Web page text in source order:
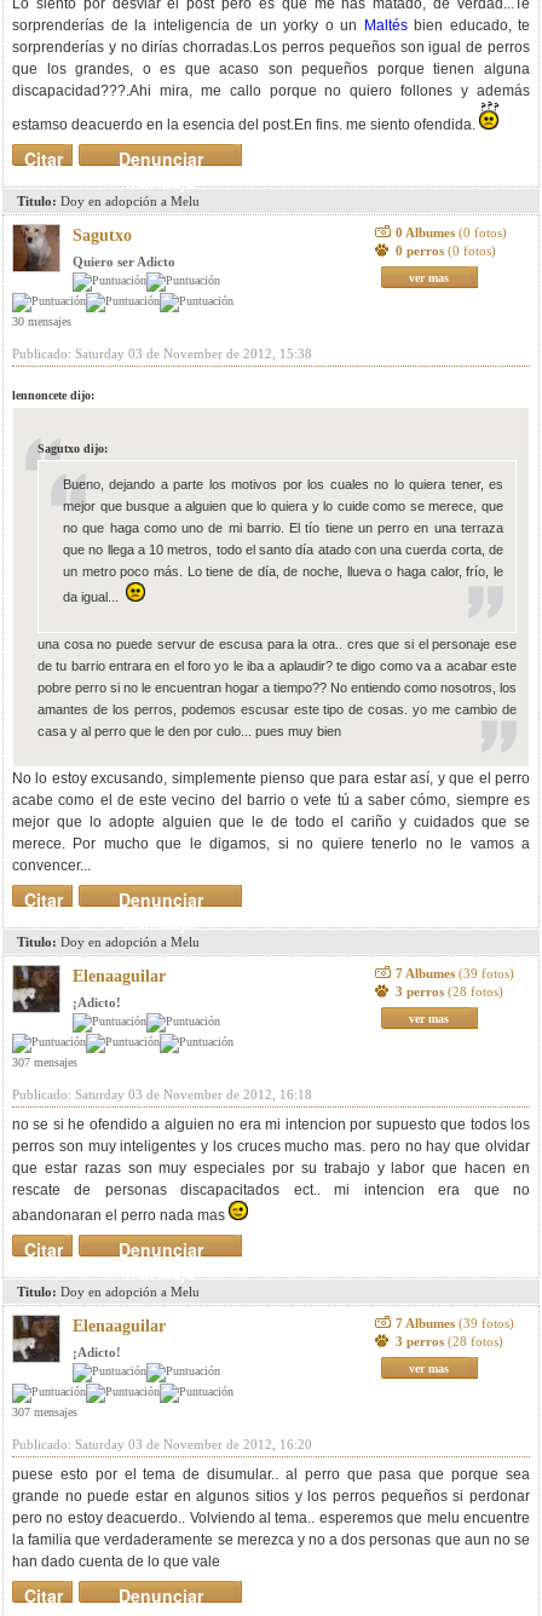
Lo siento por desviar el post pero es que me has matado, de verdad...Te
sorprenderías de la inteligencia de un yorky o un
Maltésbien educado, te
sorprenderías y no dirías chorradas.Los perros pequeños son igual de perros
que los grandes, o es que acaso son pequeños porque tienen alguna
discapacidad???.Ahi mira, me callo porque no quiero follones y además
estamso deacuerdo en la esencia del post.En fins. me siento ofendida.
Denunciar
mensaje
Citar
Titulo: Doy en adopción a Melu
Sagutxo
Quiero ser Adicto
30 mensajes
0 Albumes (0 fotos)
0 perros (0 fotos)
ver mas
Publicado: Saturday 03 de November de 2012, 15:38
lennoncete dijo:
Sagutxo dijo:
Bueno, dejando a parte los motivos por los cuales no lo quiera tener, es
mejor que busque a alguien que lo quiera y lo cuide como se merece, que
no que haga como uno de mi barrio. El tío tiene un perro en una terraza
que no llega a 10 metros, todo el santo día atado con una cuerda corta, de
un metro poco más. Lo tiene de día, de noche, llueva o haga calor, frío, le
da igual...
una cosa no puede servur de escusa para la otra.. cres que si el personaje ese
de tu barrio entrara en el foro yo le iba a aplaudir? te digo como va a acabar este
pobre perro si no le encuentran hogar a tiempo?? No entiendo como nosotros, los
amantes de los perros, podemos escusar este tipo de cosas. yo me cambio de
casa y al perro que le den por culo... pues muy bien
No lo estoy excusando, simplemente pienso que para estar así, y que el perro
acabe como el de este vecino del barrio o vete tú a saber cómo, siempre es
mejor que lo adopte alguien que le de todo el cariño y cuidados que se
merece. Por mucho que le digamos, si no quiere tenerlo no le vamos a
convencer...
Denunciar
mensaje
Citar
Titulo: Doy en adopción a Melu
Elenaaguilar
¡Adicto!
307 mensajes
7 Albumes (39 fotos)
3 perros (28 fotos)
ver mas
Publicado: Saturday 03 de November de 2012, 16:18
no se si he ofendido a alguien no era mi intencion por supuesto que todos los
perros son muy inteligentes y los cruces mucho mas. pero no hay que olvidar
que estar razas son muy especiales por su trabajo y labor que hacen en
rescate de personas discapacitados ect.. mi intencion era que no
abandonaran el perro nada mas
Denunciar
mensaje
Citar
Titulo: Doy en adopción a Melu
Elenaaguilar
¡Adicto!
307 mensajes
7 Albumes (39 fotos)
3 perros (28 fotos)
ver mas
Publicado: Saturday 03 de November de 2012, 16:20
puese esto por el tema de disumular.. al perro que pasa que porque sea
grande no puede estar en algunos sitios y los perros pequeños si perdonar
pero no estoy deacuerdo.. Volviendo al tema.. esperemos que melu encuentre
la familia que verdaderamente se merezca y no a dos personas que aun no se
han dado cuenta de lo que vale
Denunciar
Citar